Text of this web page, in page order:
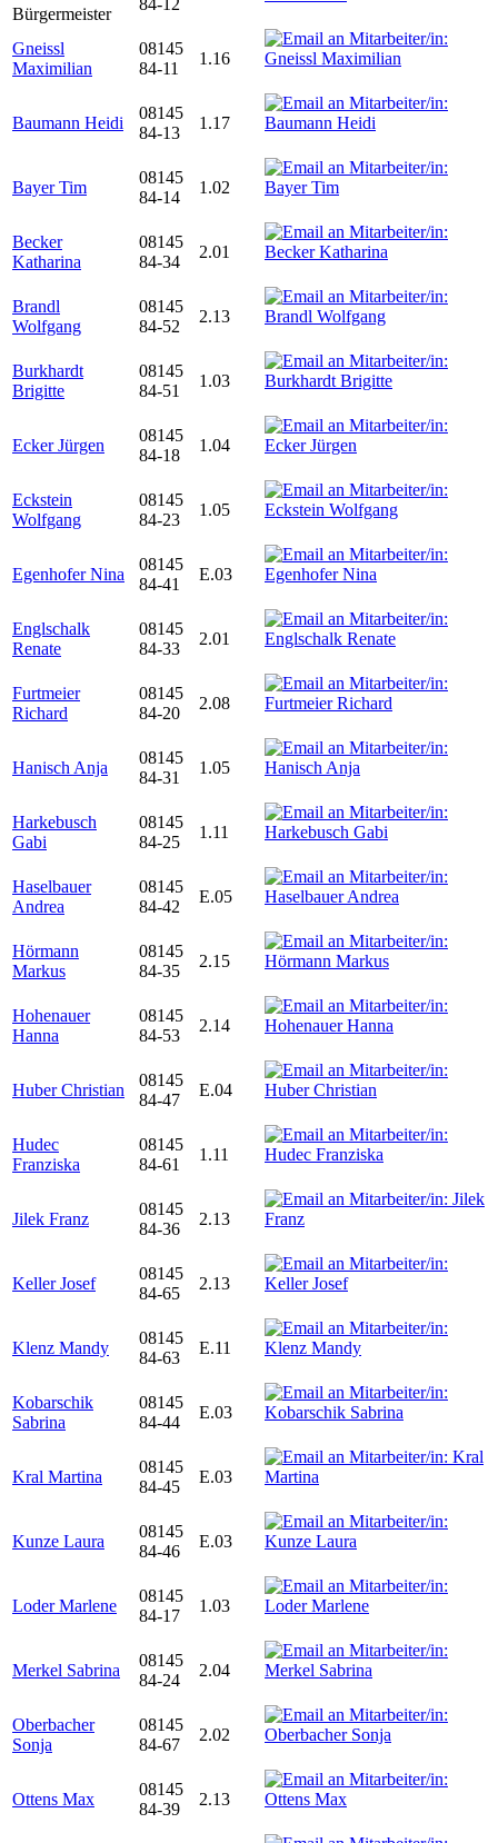
Bürgermeister
84-12
Gneissl
Maximilian
08145
84-11
1.16
Baumann Heidi
08145
84-13
1.17
Bayer Tim
08145
84-14
1.02
Becker
Katharina
08145
84-34
2.01
Brandl
Wolfgang
08145
84-52
2.13
Burkhardt
Brigitte
08145
84-51
1.03
Ecker Jürgen
08145
84-18
1.04
Eckstein
Wolfgang
08145
84-23
1.05
Egenhofer Nina
08145
84-41
E.03
Englschalk
Renate
08145
84-33
2.01
Furtmeier
Richard
08145
84-20
2.08
Hanisch Anja
08145
84-31
1.05
Harkebusch
Gabi
08145
84-25
1.11
Haselbauer
Andrea
08145
84-42
E.05
Hörmann
Markus
08145
84-35
2.15
Hohenauer
Hanna
08145
84-53
2.14
Huber Christian
08145
84-47
E.04
Hudec
Franziska
08145
84-61
1.11
Jilek Franz
08145
84-36
2.13
Keller Josef
08145
84-65
2.13
Klenz Mandy
08145
84-63
E.11
Kobarschik
Sabrina
08145
84-44
E.03
Kral Martina
08145
84-45
E.03
Kunze Laura
08145
84-46
E.03
Loder Marlene
08145
84-17
1.03
Merkel Sabrina
08145
84-24
2.04
Oberbacher
Sonja
08145
84-67
2.02
Ottens Max
08145
84-39
2.13